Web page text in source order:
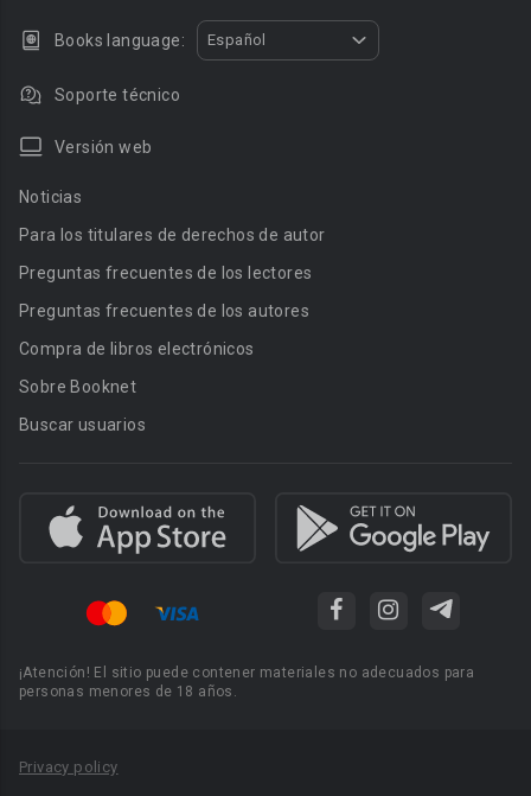
Books language: Español
Soporte técnico
Versión web
Noticias
Para los titulares de derechos de autor
Preguntas frecuentes de los lectores
Preguntas frecuentes de los autores
Compra de libros electrónicos
Sobre Booknet
Buscar usuarios
¡Atención! El sitio puede contener materiales no adecuados para
personas menores de 18 años.
Privacy policy